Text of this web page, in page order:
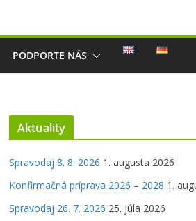
PODPORTE NÁS
Aktuality
Spravodaj 8. 8. 2026 1. augusta 2026
Konfirmačná príprava 2026 – 2028 1.
Spravodaj 26. 7. 2026 25. júla 2026